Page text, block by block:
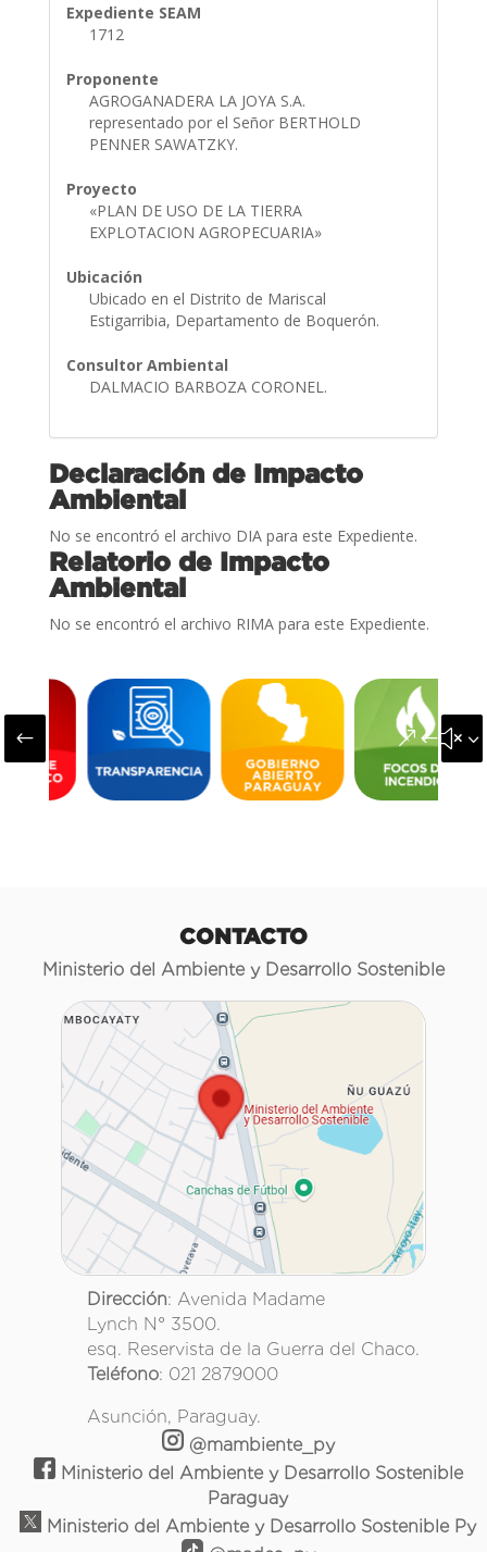
Expediente SEAM
1712
Proponente
AGROGANADERA LA JOYA S.A.
representado por el Señor BERTHOLD
PENNER SAWATZKY.
Proyecto
«PLAN DE USO DE LA TIERRA
EXPLOTACION AGROPECUARIA»
Ubicación
Ubicado en el Distrito de Mariscal
Estigarribia, Departamento de Boquerón.
Consultor Ambiental
DALMACIO BARBOZA CORONEL.
Declaración de Impacto
Ambiental
No se encontró el archivo DIA para este Expediente.
Relatorio de Impacto
Ambiental
No se encontró el archivo RIMA para este Expediente.
#
CONTACTO
Ministerio del Ambiente y Desarrollo Sostenible
Dirección: Avenida Madame
Lynch N° 3500.
esq. Reservista de la Guerra del Chaco.
Teléfono: 021 2879000
Asunción, Paraguay.
@mambiente_py
Ministerio del Ambiente y Desarrollo Sostenible
Paraguay
Ministerio del Ambiente y Desarrollo Sostenible Py